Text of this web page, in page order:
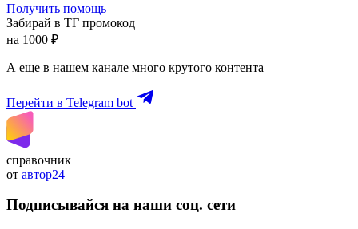
Получить помощь
Забирай в ТГ промокод
на 1000 ₽
А еще в нашем канале много крутого контента
Перейти в Telegram bot
справочник
от автор24
Подписывайся на наши соц. сети